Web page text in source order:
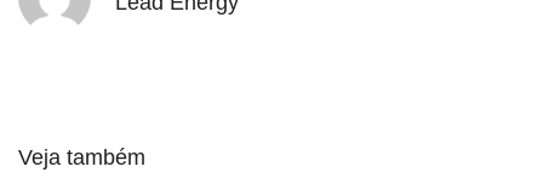
Veja também